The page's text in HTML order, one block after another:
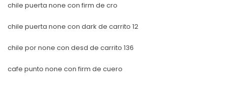
chile puerta none con firm de cro
chile puerta none con dark de carrito 12
chile por none con desd de carrito 136
cafe punto none con firm de cuero